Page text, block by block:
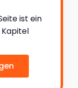
ist ein